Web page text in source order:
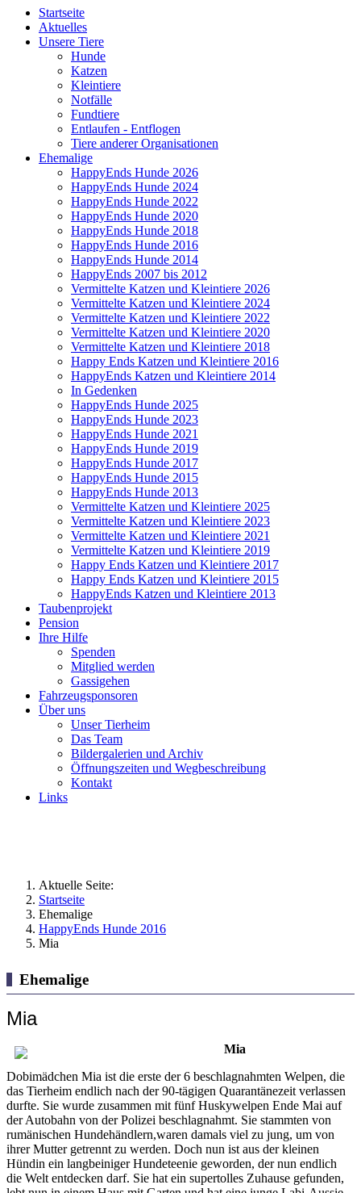
Startseite
Aktuelles
Unsere Tiere
Hunde
Katzen
Kleintiere
Notfälle
Fundtiere
Entlaufen - Entflogen
Tiere anderer Organisationen
Ehemalige
HappyEnds Hunde 2026
HappyEnds Hunde 2024
HappyEnds Hunde 2022
HappyEnds Hunde 2020
HappyEnds Hunde 2018
HappyEnds Hunde 2016
HappyEnds Hunde 2014
HappyEnds 2007 bis 2012
Vermittelte Katzen und Kleintiere 2026
Vermittelte Katzen und Kleintiere 2024
Vermittelte Katzen und Kleintiere 2022
Vermittelte Katzen und Kleintiere 2020
Vermittelte Katzen und Kleintiere 2018
Happy Ends Katzen und Kleintiere 2016
HappyEnds Katzen und Kleintiere 2014
In Gedenken
HappyEnds Hunde 2025
HappyEnds Hunde 2023
HappyEnds Hunde 2021
HappyEnds Hunde 2019
HappyEnds Hunde 2017
HappyEnds Hunde 2015
HappyEnds Hunde 2013
Vermittelte Katzen und Kleintiere 2025
Vermittelte Katzen und Kleintiere 2023
Vermittelte Katzen und Kleintiere 2021
Vermittelte Katzen und Kleintiere 2019
Happy Ends Katzen und Kleintiere 2017
Happy Ends Katzen und Kleintiere 2015
HappyEnds Katzen und Kleintiere 2013
Taubenprojekt
Pension
Ihre Hilfe
Spenden
Mitglied werden
Gassigehen
Fahrzeugsponsoren
Über uns
Unser Tierheim
Das Team
Bildergalerien und Archiv
Öffnungszeiten und Wegbeschreibung
Kontakt
Links
Aktuelle Seite:
Startseite
Ehemalige
HappyEnds Hunde 2016
Mia
Ehemalige
Mia
Mia
Dobimädchen Mia ist die erste der 6 beschlagnahmten Welpen, die
das Tierheim endlich nach der 90-tägigen Quarantänezeit verlassen
durfte. Sie wurde zusammen mit fünf Huskywelpen Ende Mai auf
der Autobahn von der Polizei beschlagnahmt. Sie stammten von
rumänischen Hundehändlern,waren damals viel zu jung, um von
ihrer Mutter getrennt zu werden. Doch nun ist aus der kleinen
Hündin ein langbeiniger Hundeteenie geworden, der nun endlich
die Welt entdecken darf. Sie hat ein supertolles Zuhause gefunden,